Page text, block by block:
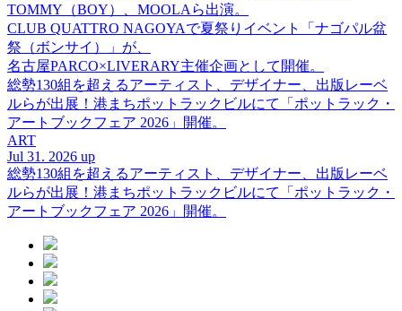
TOMMY（BOY）、MOOLAら出演。
CLUB QUATTRO NAGOYAで夏祭りイベント「ナゴパル盆
祭（ボンサイ）」が、
名古屋PARCO×LIVERARY主催企画として開催。
総勢130組を超えるアーティスト、デザイナー、出版レーベ
ルらが出展！港まちポットラックビルにて「ポットラック・
アートブックフェア 2026」開催。
ART
Jul 31. 2026 up
総勢130組を超えるアーティスト、デザイナー、出版レーベ
ルらが出展！港まちポットラックビルにて「ポットラック・
アートブックフェア 2026」開催。